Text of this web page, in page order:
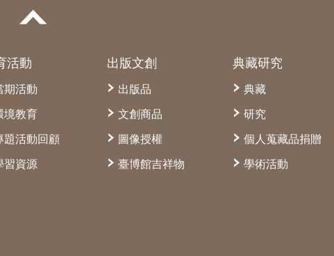
活動
期活動
境教育
題活動回顧
習資源
出版文創
出版品
文創商品
圖像授權
臺博館吉祥物
典藏研究
典藏
研究
個人蒐藏品捐贈
學術活動